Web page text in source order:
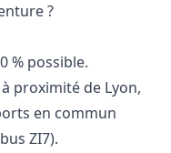
?
% possible.
proximité de Lyon,
en commun
ZI7).